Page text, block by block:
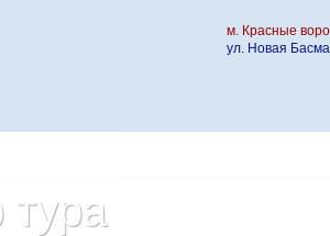
м. Красные
ул. Новая